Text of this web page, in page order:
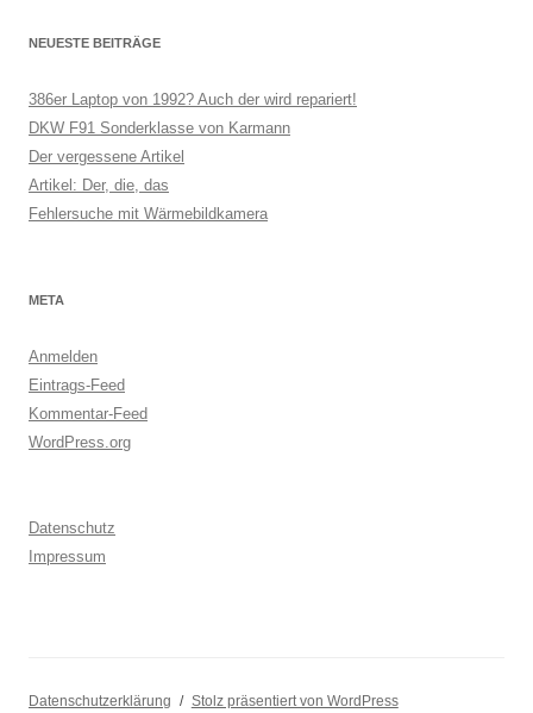
NEUESTE BEITRÄGE
386er Laptop von 1992? Auch der wird repariert!
DKW F91 Sonderklasse von Karmann
Der vergessene Artikel
Artikel: Der, die, das
Fehlersuche mit Wärmebildkamera
META
Anmelden
Eintrags-Feed
Kommentar-Feed
WordPress.org
Datenschutz
Impressum
Datenschutzerklärung Stolz präsentiert von WordPress